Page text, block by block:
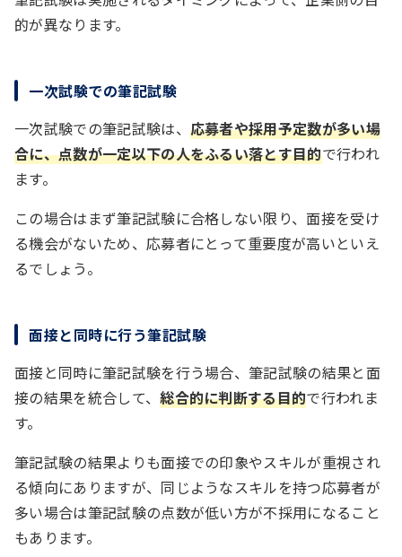
的が異なります。
一次試験での筆記試験
一次試験での筆記試験は、 応募者や採用予定数が多い場
合に、点数が一定以下の人をふるい落とす目的で行われ
ます。
この場合はまず筆記試験に合格しない限り、面接を受け
る機会がないため、応募者にとって重要度が高いといえ
るでしょう。
面接と同時に行う筆記試験
面接と同時に筆記試験を行う場合、筆記試験の結果と面
接の結果を統合して、総合的に判断する目的で行われま
す。
筆記試験の結果よりも面接での印象やスキルが重視され
る傾向にありますが、同じようなスキルを持つ応募者が
多い場合は筆記試験の点数が低い方が不採用になること
もあります。